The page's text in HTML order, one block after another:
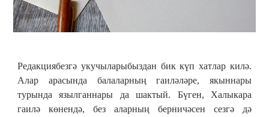
Редакциябезгә укучыларыбыздан бик күп хатлар килә.
Алар арасында балаларның гаиләләре, якыннары
турында язылганнары да шактый. Бүген, Халыкара
гаилә көнендә, без аларның берничәсен сезгә дә